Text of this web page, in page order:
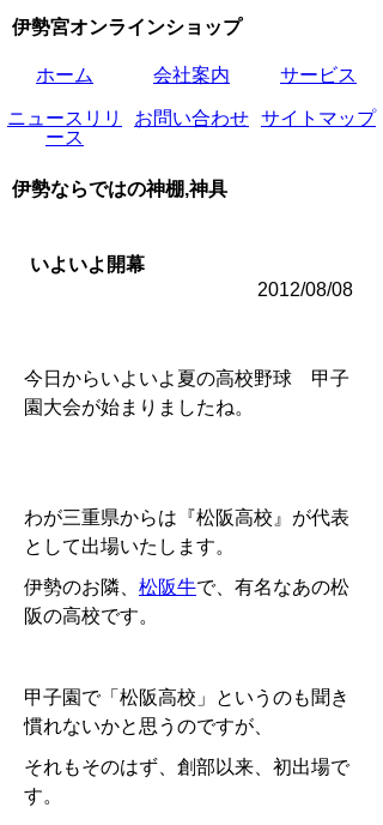
伊勢宮オンラインショップ
ホーム 会社案内 サービス
ニュースリリ
ース
お問い合わせ サイトマップ
伊勢ならではの神棚,神具
いよいよ開幕
2012/08/08
今日からいよいよ夏の高校野球 甲子
園大会が始まりましたね。
わが三重県からは『松阪高校』が代表
として出場いたします。
伊勢のお隣、 松阪牛で、有名なあの松
阪の高校です。
甲子園で「松阪高校」というのも聞き
慣れないかと思うのですが、
それもそのはず、創部以来、初出場で
す。